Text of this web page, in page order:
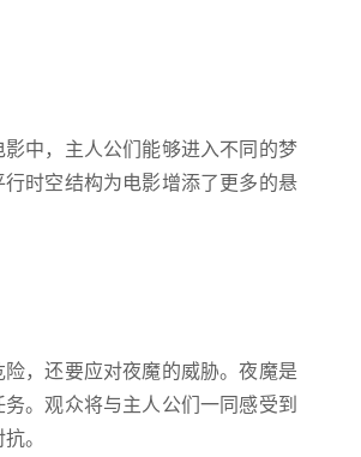
中，主人公们能够进入不同的梦
时空结构为电影增添了更多的悬
，还要应对夜魔的威胁。夜魔是
。观众将与主人公们一同感受到
。